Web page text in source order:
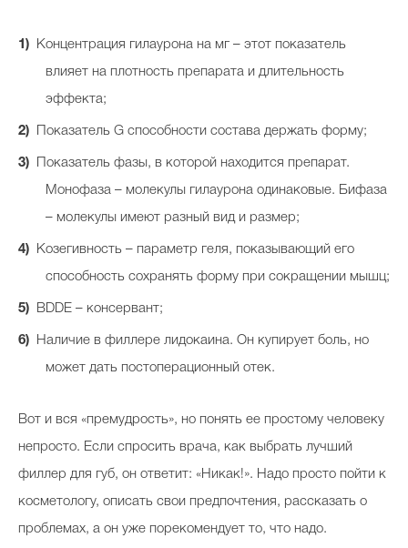
Концентрация гилаурона на мг – этот показатель
влияет на плотность препарата и длительность
эффекта;
Показатель G способности состава держать форму;
Показатель фазы, в которой находится препарат.
Монофаза – молекулы гилаурона одинаковые. Бифаза
– молекулы имеют разный вид и размер;
Козегивность – параметр геля, показывающий его
способность сохранять форму при сокращении мышц;
BDDE – консервант;
Наличие в филлере лидокаина. Он купирует боль, но
может дать постоперационный отек.
Вот и вся «премудрость», но понять ее простому человеку
непросто. Если спросить врача, как выбрать лучший
филлер для губ, он ответит: «Никак!». Надо просто пойти к
косметологу, описать свои предпочтения, рассказать о
проблемах, а он уже порекомендует то, что надо.